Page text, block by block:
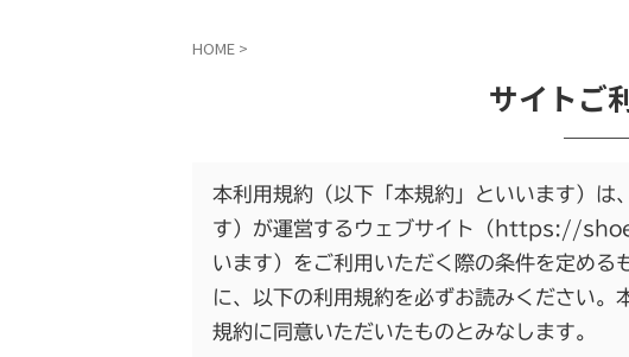
HOME >
サイトご
本利用規約（以下「本規約」といいます）は
す）が運営するウェブサイト（https://
います）をご利用いただく際の条件を定める
に、以下の利用規約を必ずお読みください
規約に同意いただいたものとみなします。